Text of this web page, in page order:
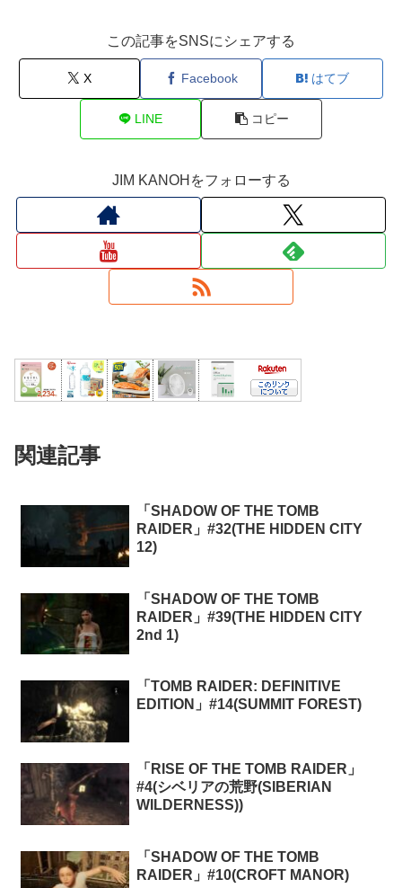
この記事をSNSにシェアする
X Facebook はてブ
LINE コピー
JIM KANOHをフォローする
関連記事
「SHADOW OF THE TOMB
RAIDER」#32(THE HIDDEN CITY
12)
「SHADOW OF THE TOMB
RAIDER」#39(THE HIDDEN CITY
2nd 1)
「TOMB RAIDER: DEFINITIVE
EDITION」#14(SUMMIT FOREST)
「RISE OF THE TOMB RAIDER」
#4(シベリアの荒野(SIBERIAN
WILDERNESS))
「SHADOW OF THE TOMB
RAIDER」#10(CROFT MANOR)